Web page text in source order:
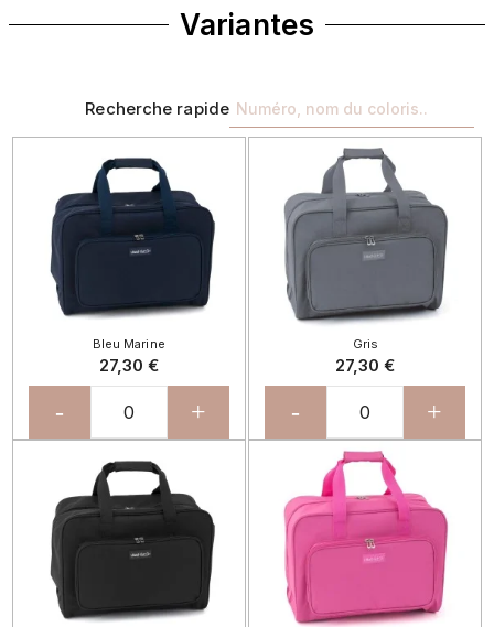
Variantes
Recherche rapide
Bleu Marine
27,30 €
- +
Gris
27,30 €
- +